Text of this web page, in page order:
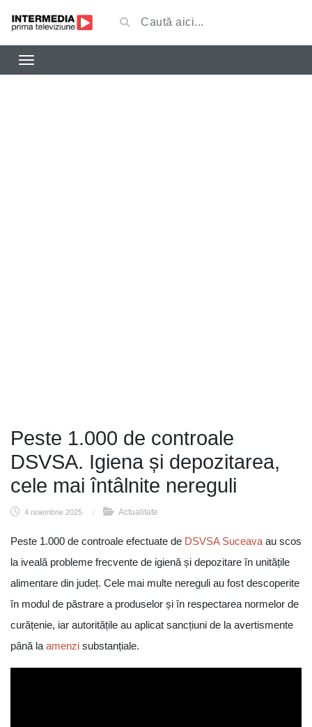
Peste 1.000 de controale
DSVSA. Igiena și depozitarea,
cele mai întâlnite nereguli
4 noiembrie 2025 / Actualitate
Peste 1.000 de controale efectuate de DSVSA Suceava au scos
la iveală probleme frecvente de igienă și depozitare în unitățile
alimentare din județ. Cele mai multe nereguli au fost descoperite
în modul de păstrare a produselor și în respectarea normelor de
curățenie, iar autoritățile au aplicat sancțiuni de la avertismente
până la amenzi substanțiale.